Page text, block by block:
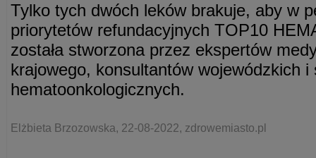
Tylko tych dwóch leków brakuje, aby w
priorytetów refundacyjnych TOP10
została stworzona przez ekspertów
krajowego, konsultantów wojewódzkich i
hematoonkologicznych.
Elżbieta Brzozowska, 22-08-2022, zdrowemiasto.pl